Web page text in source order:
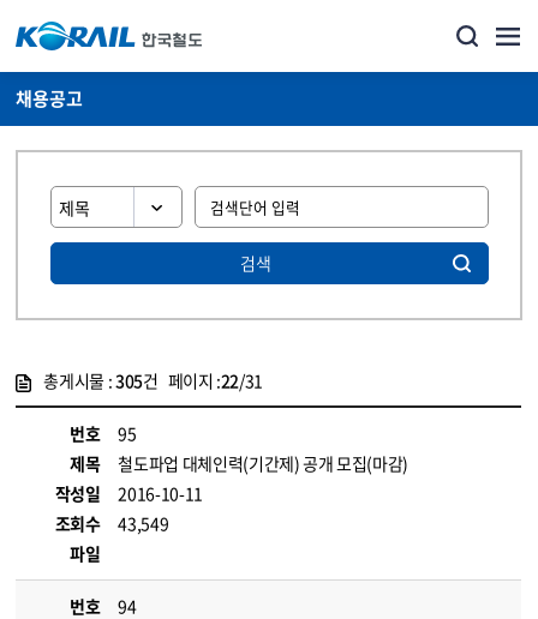
채용공고
검색
총게시물 :305건 페이지 :22/31
번호
95
제목
철도파업 대체인력(기간제) 공개 모집(마감)
작성일
2016-10-11
조회수
43,549
파일
번호
94